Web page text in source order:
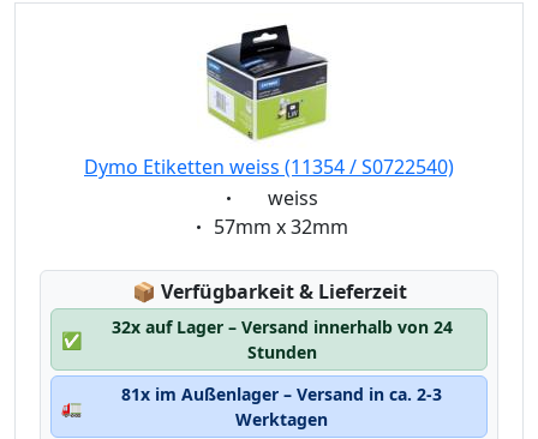
Dymo Etiketten weiss (11354 / S0722540)
Eigenschaft:
weiss
Eigenschaft:
57mm x 32mm
📦 Lagerstatus:
Verfügbarkeit & Lieferzeit
✅
32x auf Lager – Versand innerhalb von 24
Stunden
🚛
81x im Außenlager – Versand in ca. 2-3
Werktagen